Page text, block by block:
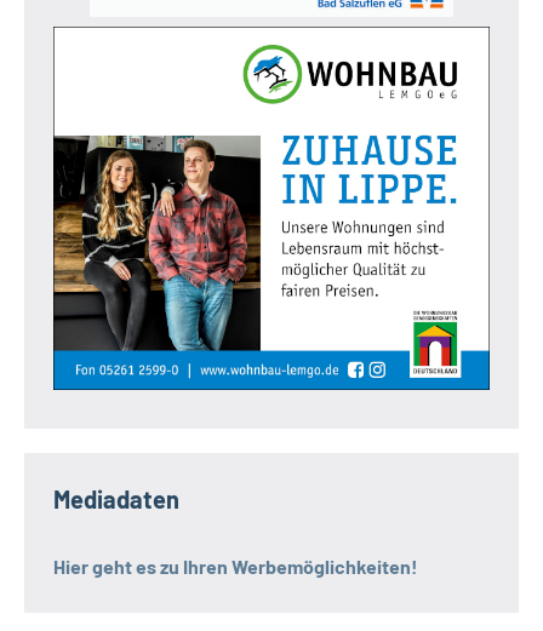
Mediadaten
Hier geht es zu Ihren Werbemöglichkeiten!